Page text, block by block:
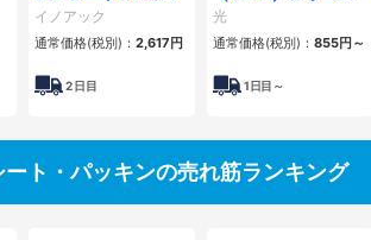
ーム 黒
5×1000mm×1000mm
イノアック
通常価格(税別)： 2,617円
2日目
光
通常価格(税別)： 855円 ～
1日目～
ト・パッキンの売れ筋ランキング